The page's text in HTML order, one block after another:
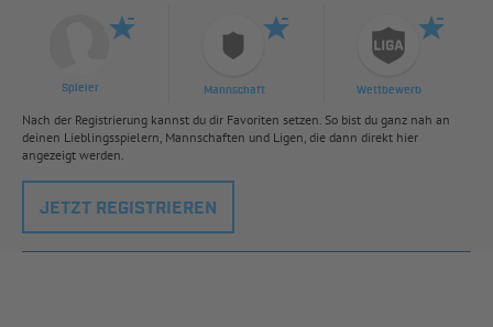
Spieler Mannschaft Wettbewerb
Nach der Registrierung kannst du dir Favoriten setzen. So bist du ganz nah an
deinen Lieblingsspielern, Mannschaften und Ligen, die dann direkt hier
angezeigt werden.
JETZT REGISTRIEREN